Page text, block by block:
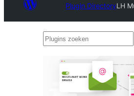
Plugin DirectoryLH
Plugins